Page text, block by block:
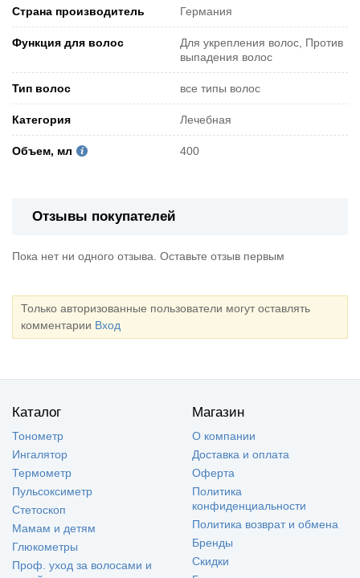
Страна производитель Германия
Функция для волос
Для укрепления волос, Против
выпадения волос
Тип волос все типы волос
Категория Лечебная
Объем, мл 400
Отзывы покупателей
Пока нет ни одного отзыва. Оставьте отзыв первым
Только авторизованные пользователи могут оставлять
комментарии Вход
Каталог
Тонометр
Ингалятор
Термометр
Пульсоксиметр
Стетоскоп
Мамам и детям
Глюкометры
Проф. уход за волосами и
Магазин
О компании
Доставка и оплата
Оферта
Политика
конфиденциальности
Политика возврат и обмена
Бренды
Скидки